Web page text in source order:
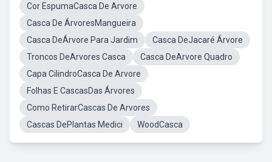
Cor EspumaCasca De Arvore
Casca De ÁrvoresMangueira
Casca DeÁrvore Para Jardim
Casca DeJacaré Árvore
Troncos DeArvores Casca
Casca DeArvore Quadro
Capa CilindroCasca De Arvore
Folhas E CascasDas Árvores
Como RetirarCascas De Arvores
Cascas DePlantas Medici
WoodCasca